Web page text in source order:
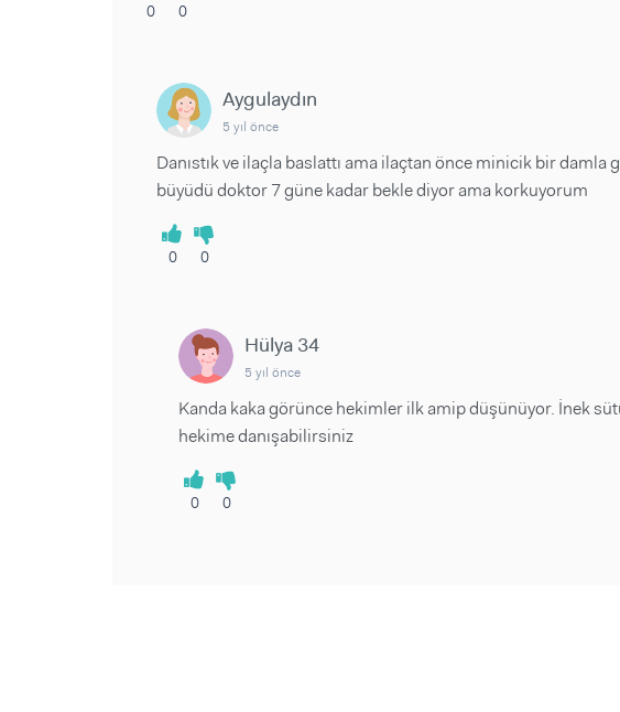
0 0
Aygulaydın
5 yıl önce
Danıstık ve ilaçla baslattı ama ilaçtan önce minicik bir damla
büyüdü doktor 7 güne kadar bekle diyor ama korkuyorum
0 0
Hülya 34
5 yıl önce
Kanda kaka görünce hekimler ilk amip düşünüyor. İnek
hekime danışabilirsiniz
0 0